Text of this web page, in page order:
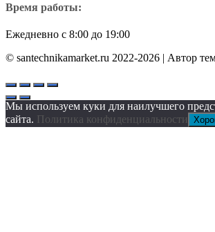
Время работы:
Ежедневно с 8:00 до 19:00
© santechnikamarket.ru 2022-2026 | Автор
Мы используем куки для наилучшего
сайта. Политика конфиденциальности